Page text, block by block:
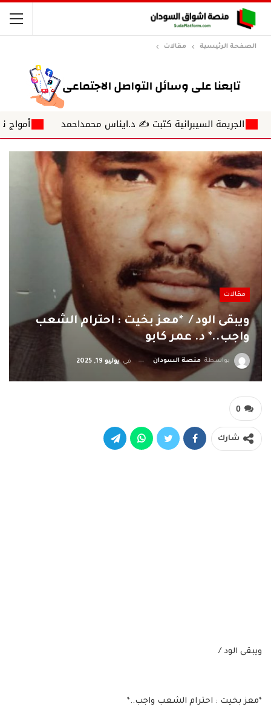
الصفحة الرئيسية مقالات
السيبرانية كتبت ✍ د.ايناس محمداحمد أمواج ناعمة تلغرافات على
مقالات
ويبقى الود / *معز بخيت : احترام الشعب
واجب..* د. عمر كابو
بواسطة منصة السودان فييوليو 19, 2025
0
شارك
ويبقى الود /
*معز بخيت : احترام الشعب واجب..*